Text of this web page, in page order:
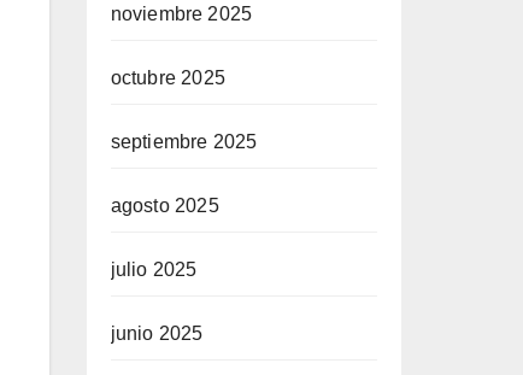
noviembre 2025
octubre 2025
septiembre 2025
agosto 2025
julio 2025
junio 2025